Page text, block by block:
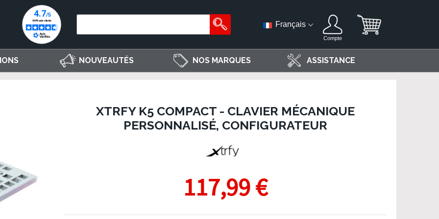
Français
Compte
NOUVEAUTÉS NOS MARQUES ASSISTANCE
XTRFY K5 COMPACT - CLAVIER MÉCANIQUE
PERSONNALISÉ, CONFIGURATEUR
117,99 €